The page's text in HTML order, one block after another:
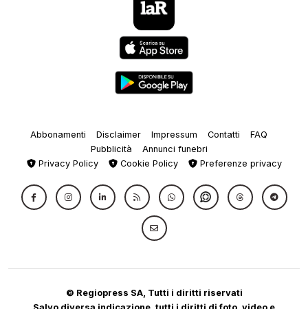
Abbonamenti Disclaimer Impressum Contatti
FAQ
Pubblicità
Annunci funebri
Privacy Policy
Cookie Policy Preferenze privacy
© Regiopress SA, Tutti i diritti riservati